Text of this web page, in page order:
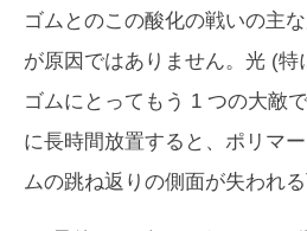
ゴムとのこの酸化の戦いの主
が原因ではありません。光 (特
ゴムにとってもう 1 つの大敵
に長時間放置すると、ポリマ
ムの跳ね返りの側面が失われ